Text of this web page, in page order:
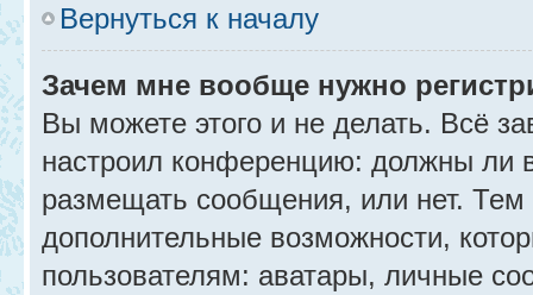
Вернуться к началу
Зачем мне вообще нужно
Вы можете этого и не делать. Всё
настроил конференцию: должны ли
размещать сообщения, или нет.
дополнительные возможности,
пользователям: аватары, личные